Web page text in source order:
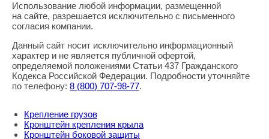
Правовая информация
Использование любой информации, размещенной
на сайте, разрешается исключительно с письменного
согласия компании.
Данный сайт носит исключительно информационный
характер и не является публичной офертой,
определяемой положениями Статьи 437 Гражданского
Кодекса Российской Федерации. Подробности уточняйте
по телефону: 8 (800) 707-98-77.
Крепление грузов
Кронштейн крепления крыла
Кронштейн боковой защиты